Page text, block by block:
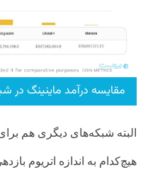
مقایسه درآمد ماینینگ در
البته شبکه‌های دیگری هم
هیچ‌کدام به اندازه اتریوم